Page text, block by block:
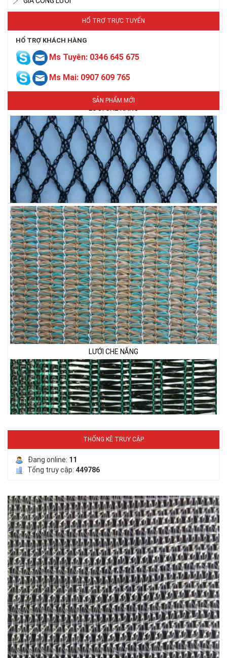
HỔ TRỢ TRỰC TUYẾN
HỔ TRỢ KHÁCH HÀNG
Ms Tuyên: 0346 645 675
Ms Mai: 0907 609 765
SẢN PHẨM MỚI
LƯỚI CHE NẮNG
LƯỚI CHẮN CHIM
LƯỚI PHƠI NÔNG SẢN
LƯỚI HÀNG RÀO HÌNH VUÔNG
LƯỚI CHE NẮNG
LƯỚI CHẮN CHIM
THỐNG KÊ TRUY CẬP
Đang online: 11
Tổng truy cập: 449786